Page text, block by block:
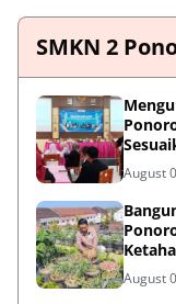
SMKN 2
Dunia
August
August